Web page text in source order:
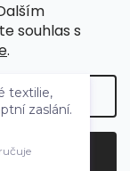
souhlas s
.
vyhrazena.
textilie,
zaslání.